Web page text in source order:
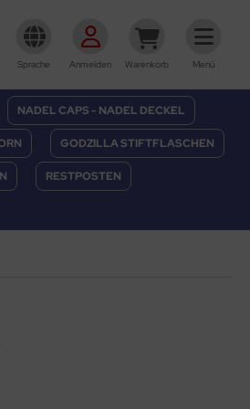
Sprache Anmelden Warenkorb Menü
NADEL CAPS - NADEL DECKEL
GODZILLA STIFTFLASCHEN
RESTPOSTEN